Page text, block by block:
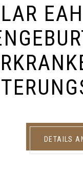
EAH
DETAILS